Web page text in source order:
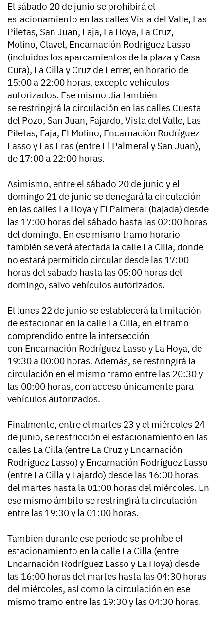
El sábado 20 de junio se prohibirá el
estacionamiento en las calles Vista del Valle, Las
Piletas, San Juan, Faja, La Hoya, La Cruz,
Molino, Clavel, Encarnación Rodríguez Lasso
(incluidos los aparcamientos de la plaza y Casa
Cura), La Cilla y Cruz de Ferrer, en horario de
15:00 a 22:00 horas, excepto vehículos
autorizados. Ese mismo día también
se restringirá la circulación en las calles Cuesta
del Pozo, San Juan, Fajardo, Vista del Valle, Las
Piletas, Faja, El Molino, Encarnación Rodríguez
Lasso y Las Eras (entre El Palmeral y San Juan),
de 17:00 a 22:00 horas.
Asimismo, entre el sábado 20 de junio y el
domingo 21 de junio se denegará la circulación
en las calles La Hoya y El Palmeral (bajada) desde
las 17:00 horas del sábado hasta las 02:00 horas
del domingo. En ese mismo tramo horario
también se verá afectada la calle La Cilla, donde
no estará permitido circular desde las 17:00
horas del sábado hasta las 05:00 horas del
domingo, salvo vehículos autorizados.
El lunes 22 de junio se establecerá la limitación
de estacionar en la calle La Cilla, en el tramo
comprendido entre la intersección
con Encarnación Rodríguez Lasso y La Hoya, de
19:30 a 00:00 horas. Además, se restringirá la
circulación en el mismo tramo entre las 20:30 y
las 00:00 horas, con acceso únicamente para
vehículos autorizados.
Finalmente, entre el martes 23 y el miércoles 24
de junio, se restricción el estacionamiento en las
calles La Cilla (entre La Cruz y Encarnación
Rodríguez Lasso) y Encarnación Rodríguez Lasso
(entre La Cilla y Fajardo) desde las 16:00 horas
del martes hasta la 01:00 horas del miércoles. En
ese mismo ámbito se restringirá la circulación
entre las 19:30 y la 01:00 horas.
También durante ese periodo se prohíbe el
estacionamiento en la calle La Cilla (entre
Encarnación Rodríguez Lasso y La Hoya) desde
las 16:00 horas del martes hasta las 04:30 horas
del miércoles, así como la circulación en ese
mismo tramo entre las 19:30 y las 04:30 horas.